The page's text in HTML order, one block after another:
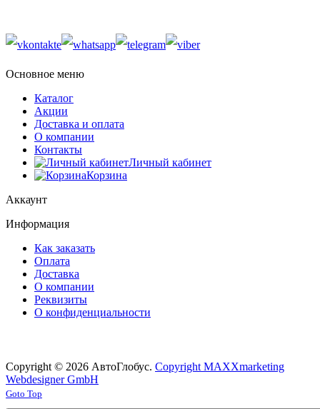
Основное меню
Каталог
Акции
Доставка и оплата
О компании
Контакты
Личный кабинет
Корзина
Аккаунт
Информация
Как заказать
Оплата
Доставка
О компании
Реквизиты
О конфиденциальности
Copyright © 2026 АвтоГлобус. Copyright MAXXmarketing
Webdesigner GmbH
Joomla! 3 Templates
Goto Top